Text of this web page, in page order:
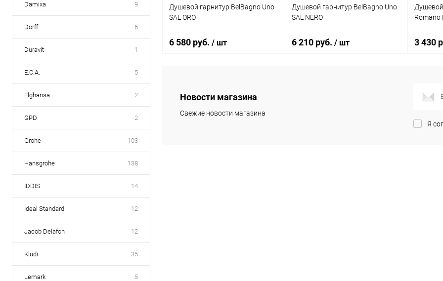
Damixa 9
Dorff 6
Duravit 1
E.C.A. 5
Elghansa 2
GPD 2
Grohe 103
Hansgrohe 138
IDDIS 14
Ideal Standard 12
Jacob Delafon 12
Kludi 35
Lemark 5
Душевой гарнитур BelBagno Uno
SAL ORO
6 580 руб. / шт
Купить в 1 клик
Душевой гарнитур BelBagno Uno
SAL NERO
6 210 руб. / шт
Romano
3 430
В
Новости магазина
Свежие новости магазина
Я